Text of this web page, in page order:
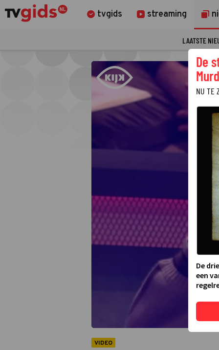
tvgids streaming
LAATSTE
VIDEO
De
NU TE
De
een